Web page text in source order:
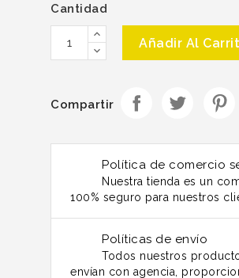
Cantidad
Añadir Al
Compartir
Política de comercio
Nuestra tienda es un
100% seguro para nuestros
Políticas de envío
Todos nuestros
envían con agencia,